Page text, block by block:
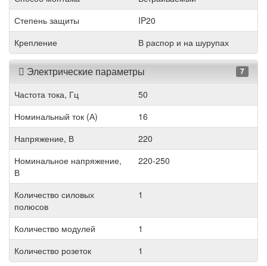
Степень защиты
IP20
Крепление
В распор и на шурупах
Электрические параметры 7
Частота тока, Гц
50
Номинальный ток (А)
16
Напряжение, В
220
Номинальное напряжение,
В
220-250
Количество силовых
полюсов
1
Количество модулей
1
Количество розеток
1